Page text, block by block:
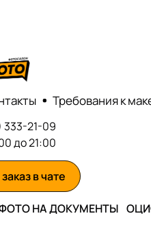
Требования к
333-21-09
до 21:00
в чате
НА ДОКУМЕНТЫ